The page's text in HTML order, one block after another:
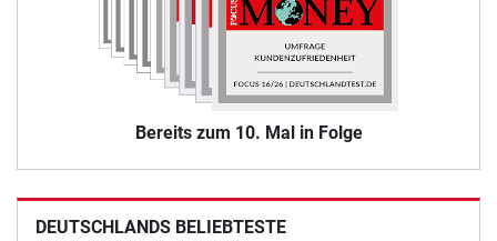
Bereits zum 10. Mal in Folge
DEUTSCHLANDS BELIEBTESTE